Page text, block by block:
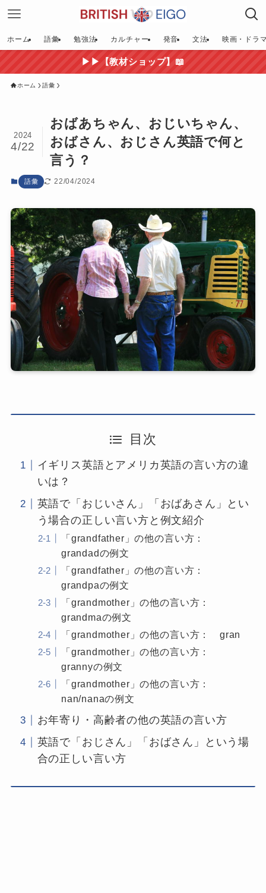
ホーム 語彙 勉強法 カルチャー 発音 文法 映画・ドラ
▶▶【教材ショップ】📖
ホーム 語彙
おばあちゃん、おじいちゃん、
おばさん、おじさん英語で何と
言う？
2024
4/22
語彙 22/04/2024
目次
イギリス英語とアメリカ英語の言い方の違
いは？
英語で「おじいさん」「おばあさん」とい
う場合の正しい言い方と例文紹介
「grandfather」の他の言い方：
grandadの例文
「grandfather」の他の言い方：
grandpaの例文
「grandmother」の他の言い方：
grandmaの例文
「grandmother」の他の言い方： gran
「grandmother」の他の言い方：
grannyの例文
「grandmother」の他の言い方：
nan/nanaの例文
お年寄り・高齢者の他の英語の言い方
英語で「おじさん」「おばさん」という場
合の正しい言い方